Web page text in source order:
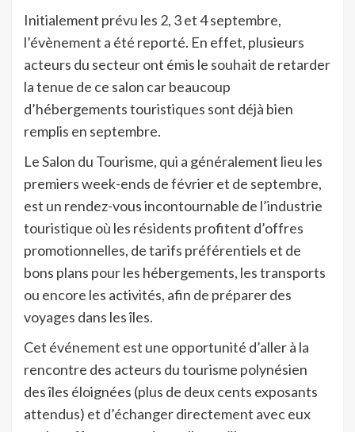
Initialement prévu les 2, 3 et 4 septembre,
l’évènement a été reporté. En effet, plusieurs
acteurs du secteur ont émis le souhait de retarder
la tenue de ce salon car beaucoup
d’hébergements touristiques sont déjà bien
remplis en septembre.
Le Salon du Tourisme, qui a généralement lieu les
premiers week-ends de février et de septembre,
est un rendez-vous incontournable de l’industrie
touristique où les résidents profitent d’offres
promotionnelles, de tarifs préférentiels et de
bons plans pour les hébergements, les transports
ou encore les activités, afin de préparer des
voyages dans les îles.
Cet événement est une opportunité d’aller à la
rencontre des acteurs du tourisme polynésien
des îles éloignées (plus de deux cents exposants
attendus) et d’échanger directement avec eux